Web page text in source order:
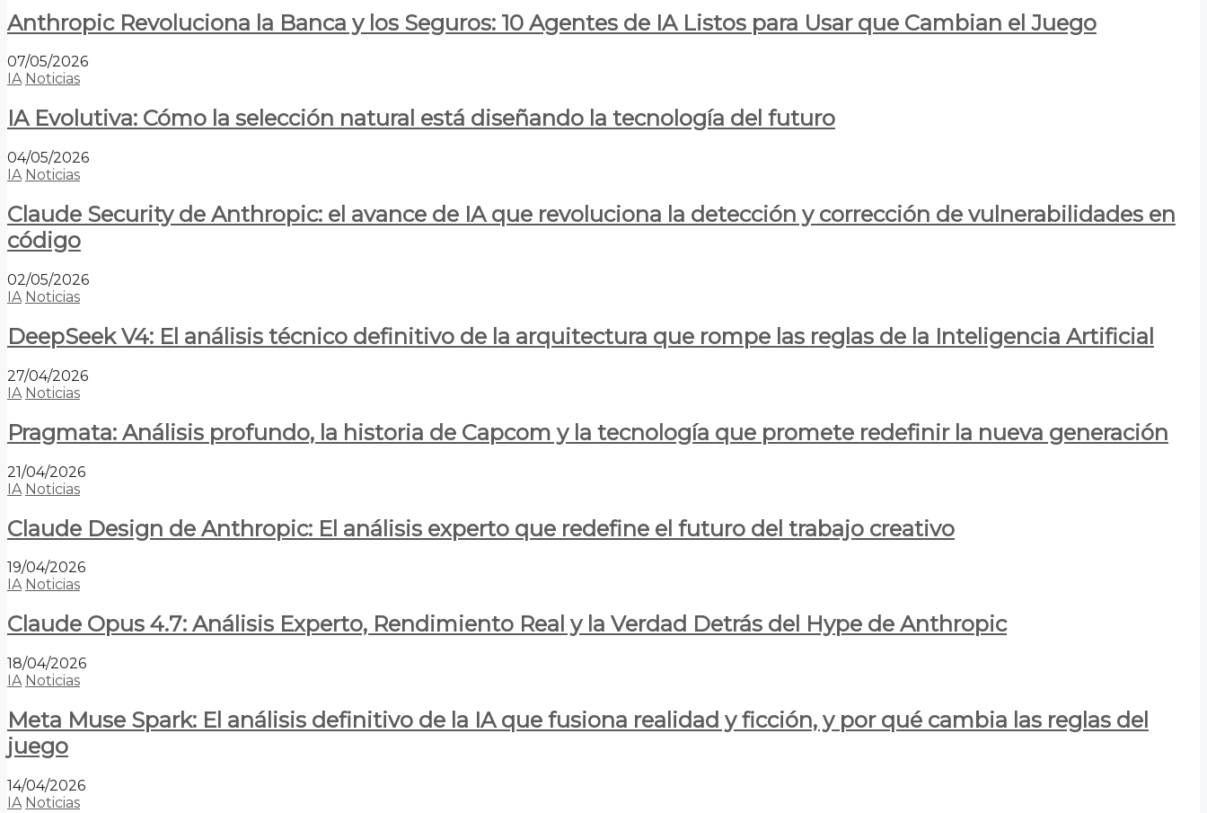
Anthropic Revoluciona la Banca y los Seguros: 10 Agentes de IA Listos para Usar que Cambian el Juego
07/05/2026
IA Noticias
IA Evolutiva: Cómo la selección natural está diseñando la tecnología del futuro
04/05/2026
IA Noticias
Claude Security de Anthropic: el avance de IA que revoluciona la detección y corrección de vulnerabilidades en
código
02/05/2026
IA Noticias
DeepSeek V4: El análisis técnico definitivo de la arquitectura que rompe las reglas de la Inteligencia Artificial
27/04/2026
IA Noticias
Pragmata: Análisis profundo, la historia de Capcom y la tecnología que promete redefinir la nueva generación
21/04/2026
IA Noticias
Claude Design de Anthropic: El análisis experto que redefine el futuro del trabajo creativo
19/04/2026
IA Noticias
Claude Opus 4.7: Análisis Experto, Rendimiento Real y la Verdad Detrás del Hype de Anthropic
18/04/2026
IA Noticias
Meta Muse Spark: El análisis definitivo de la IA que fusiona realidad y ficción, y por qué cambia las reglas del
juego
14/04/2026
IA Noticias